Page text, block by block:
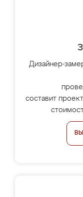
Дизайнер-
составит